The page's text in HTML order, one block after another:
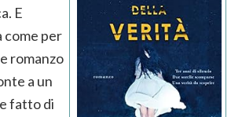
E
come per
romanzo
a un
fatto di